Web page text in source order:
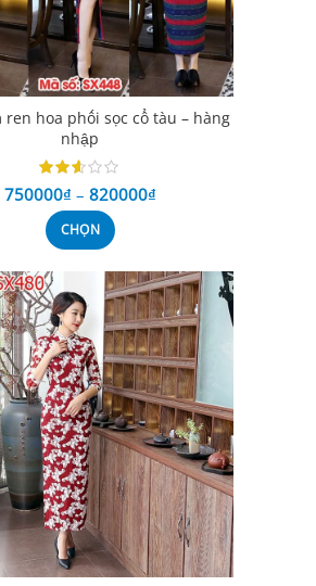
ren hoa phối sọc cổ tàu – hàng
nhập
750000₫ – 820000₫
CHỌN